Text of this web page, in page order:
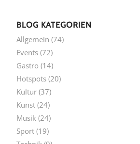
BLOG KATEGORIEN
Allgemein (74)
Events(72)
Gastro (14)
Hotspots(20)
Kultur(37)
Kunst(24)
Musik (24)
Sport(19)